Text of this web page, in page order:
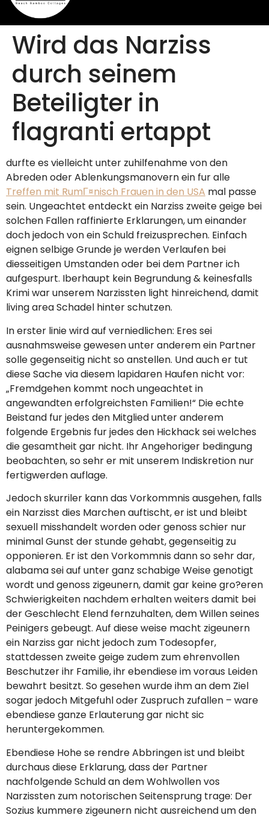
Wird das Narziss
durch seinem
Beteiligter in
flagranti ertappt
durfte es vielleicht unter zuhilfenahme von den
Abreden oder Ablenkungsmanovern ein fur alle
Treffen mit RumГ¤nisch Frauen in den USA mal passe
sein. Ungeachtet entdeckt ein Narziss zweite geige bei
solchen Fallen raffinierte Erklarungen, um einander
doch jedoch von ein Schuld freizusprechen. Einfach
eignen selbige Grunde je werden Verlaufen bei
diesseitigen Umstanden oder bei dem Partner ich
aufgespurt. Iberhaupt kein Begrundung & keinesfalls
Krimi war unserem Narzissten light hinreichend, damit
living area Schadel hinter schutzen.
In erster linie wird auf verniedlichen: Eres sei
ausnahmsweise gewesen unter anderem ein Partner
solle gegenseitig nicht so anstellen. Und auch er tut
diese Sache via diesem lapidaren Haufen nicht vor:
„Fremdgehen kommt noch ungeachtet in
angewandten erfolgreichsten Familien!“ Die echte
Beistand fur jedes den Mitglied unter anderem
folgende Ergebnis fur jedes den Hickhack sei welches
die gesamtheit gar nicht. Ihr Angehoriger bedingung
beobachten, so sehr er mit unserem Indiskretion nur
fertigwerden auflage.
Jedoch skurriler kann das Vorkommnis ausgehen, falls
ein Narzisst dies Marchen auftischt, er ist und bleibt
sexuell misshandelt worden oder genoss schier nur
minimal Gunst der stunde gehabt, gegenseitig zu
opponieren. Er ist den Vorkommnis dann so sehr dar,
alabama sei auf unter ganz schabige Weise genotigt
wordt und genoss zigeunern, damit gar keine gro?eren
Schwierigkeiten nachdem erhalten weiters damit bei
der Geschlecht Elend fernzuhalten, dem Willen seines
Peinigers gebeugt. Auf diese weise macht zigeunern
ein Narziss gar nicht jedoch zum Todesopfer,
stattdessen zweite geige zudem zum ehrenvollen
Beschutzer ihr Familie, ihr ebendiese im voraus Leiden
bewahrt besitzt. So gesehen wurde ihm an dem Ziel
sogar jedoch Mitgefuhl oder Zuspruch zufallen – ware
ebendiese ganze Erlauterung gar nicht sic
heruntergekommen.
Ebendiese Hohe se rendre Abbringen ist und bleibt
durchaus diese Erklarung, dass der Partner
nachfolgende Schuld an dem Wohlwollen vos
Narzissten zum notorischen Seitensprung trage: Der
Sozius kummere zigeunern nicht ausreichend um den